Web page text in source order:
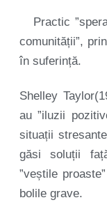
Practic
comunității”,
în suferință.
Shelley
au ”iluzii
situații
găsi soluții
”veștile
bolile grave.